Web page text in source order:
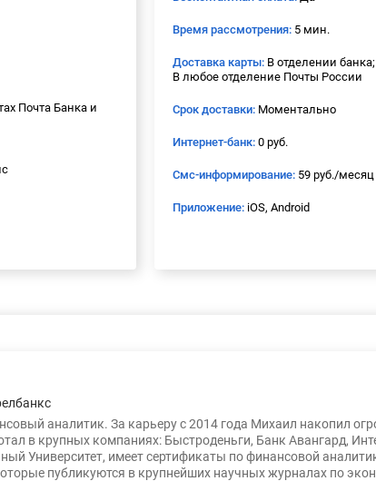
Почта Банка и
Время рассмотрения: 5 мин.
Доставка карты: В отделении банка;
В любое отделение Почты России
Срок доставки: Моментально
Интернет-банк: 0 руб.
Смс-информирование: 59 руб./месяц
Приложение: iOS, Android
аналитик. За карьеру с 2014 года Михаил накопил
в крупных компаниях: Быстроденьги, Банк Авангард,
Университет, имеет сертификаты по финансовой
публикуются в крупнейших научных журналах по